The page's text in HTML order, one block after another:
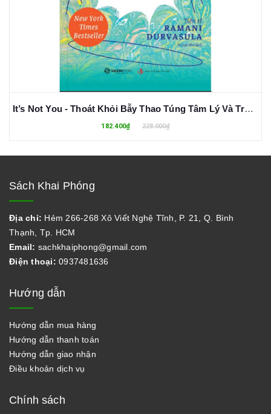
It’s Not You - Thoát Khỏi Bẫy Thao Túng Tâm Lý Và Trở Thành Người "Kháng Ái Kỉ" - Ramani Durvasula
182.400₫ 228.000₫
Sách Khai Phóng
Địa chỉ: Hẻm 266-268 Xô Viết Nghệ Tĩnh, P. 21, Q. Bình
Thạnh, Tp. HCM
Email: sachkhaiphong@gmail.com
Điện thoại: 0937481636
Hướng dẫn
Hướng dẫn mua hàng
Hướng dẫn thanh toán
Hướng dẫn giao nhận
Điều khoản dịch vụ
Chính sách